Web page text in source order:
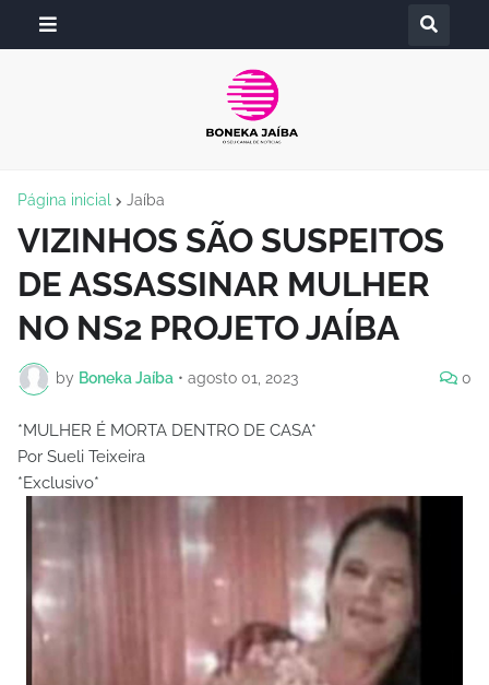
Página inicial Jaíba
VIZINHOS SÃO SUSPEITOS
DE ASSASSINAR MULHER
NO NS2 PROJETO JAÍBA
by Boneka Jaíba • agosto 01, 2023 0
*MULHER É MORTA DENTRO DE CASA*
Por Sueli Teixeira
*Exclusivo*